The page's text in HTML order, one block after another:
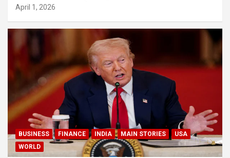
April 1, 2026
BUSINESS FINANCE INDIA MAIN STORIES
USA
WORLD